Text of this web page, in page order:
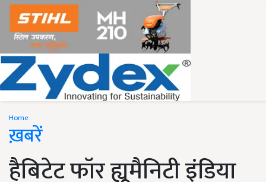
Home
ख़बरें
हैबिटेट फॉर ह्यूमैनिटी इंडिया